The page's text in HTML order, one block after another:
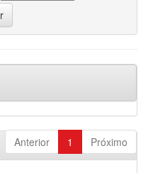
Anterior 1 Próximo